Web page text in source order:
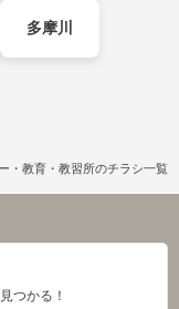
多摩川
・教育・教習所のチラシ一覧
つかる！